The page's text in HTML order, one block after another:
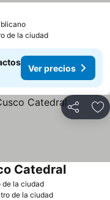
de la ciudad
Ver precios
Compartir
de la ciudad
Catedral
de la ciudad